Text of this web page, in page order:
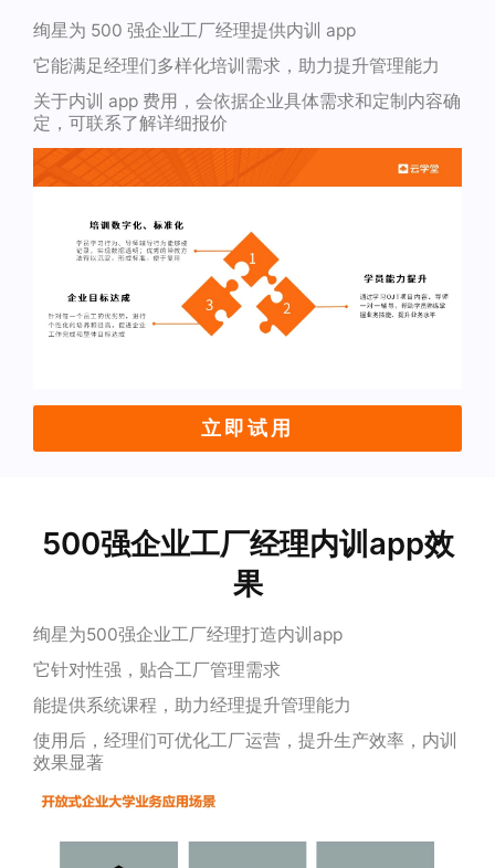
绚星为 500 强企业工厂经理提供内训 app
它能满足经理们多样化培训需求，助力提升管理能力
关于内训 app 费用，会依据企业具体需求和定制内容确
定，可联系了解详细报价
立即试用
500强企业工厂经理内训app效
果
绚星为500强企业工厂经理打造内训app
它针对性强，贴合工厂管理需求
能提供系统课程，助力经理提升管理能力
使用后，经理们可优化工厂运营，提升生产效率，内训
效果显著